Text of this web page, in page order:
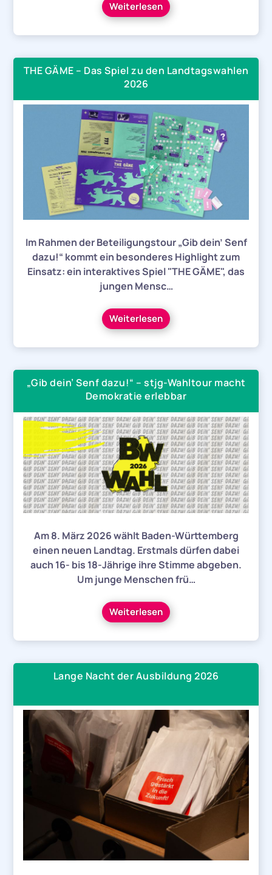
Weiterlesen
THE GÄME – Das Spiel zu den Landtagswahlen
2026
Im Rahmen der Beteiligungstour „Gib dein’ Senf
dazu!“ kommt ein besonderes Highlight zum
Einsatz: ein interaktives Spiel "THE GÄME", das
jungen Mensc…
Weiterlesen
„Gib dein’ Senf dazu!“ – stjg-Wahltour macht
Demokratie erlebbar
Am 8. März 2026 wählt Baden-Württemberg
einen neuen Landtag. Erstmals dürfen dabei
auch 16- bis 18-Jährige ihre Stimme abgeben.
Um junge Menschen frü…
Weiterlesen
Lange Nacht der Ausbildung 2026